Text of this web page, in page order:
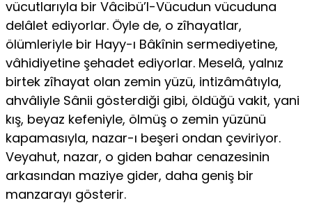
vücutlarıyla bir Vâcibü’l-Vücudun vücuduna
delâlet ediyorlar. Öyle de, o zîhayatlar,
ölümleriyle bir Hayy-ı Bâkînin sermediyetine,
vâhidiyetine şehadet ediyorlar. Meselâ, yalnız
birtek zîhayat olan zemin yüzü, intizâmâtıyla,
ahvâliyle Sânii gösterdiği gibi, öldüğü vakit, yani
kış, beyaz kefeniyle, ölmüş o zemin yüzünü
kapamasıyla, nazar-ı beşeri ondan çeviriyor.
Veyahut, nazar, o giden bahar cenazesinin
arkasından maziye gider, daha geniş bir
manzarayı gösterir.